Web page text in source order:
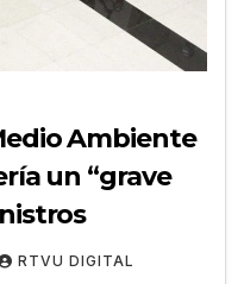
Ambiente
un “grave
RTVU DIGITAL